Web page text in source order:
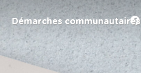
Démarches communautaires